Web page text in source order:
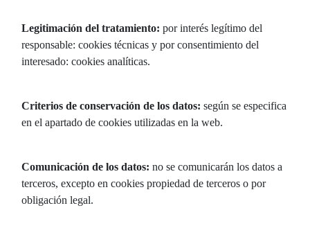
Legitimación del tratamiento: por interés legítimo del
responsable: cookies técnicas y por consentimiento del
interesado: cookies analíticas.
Criterios de conservación de los datos: según se especifica
en el apartado de cookies utilizadas en la web.
Comunicación de los datos: no se comunicarán los datos a
terceros, excepto en cookies propiedad de terceros o por
obligación legal.